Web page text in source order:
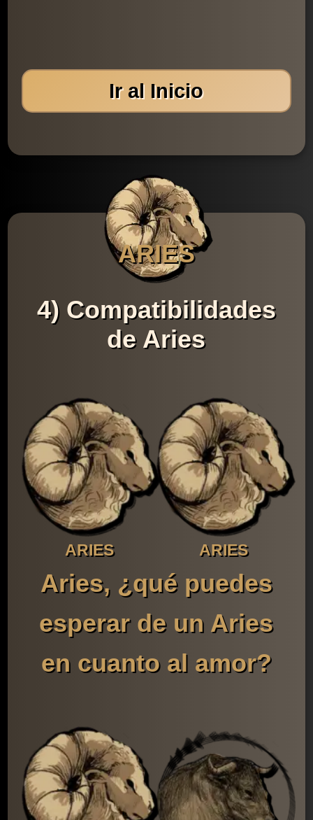
Ir al Inicio
ARIES
4) Compatibilidades
de Aries
ARIES ARIES
Aries, ¿qué puedes
esperar de un Aries
en cuanto al amor?